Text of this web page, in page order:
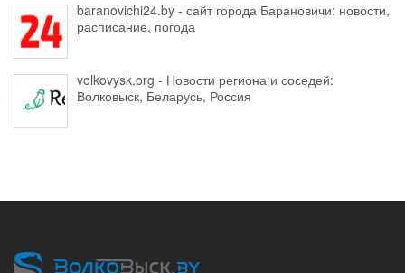
baranovichi24.by - сайт города Барановичи: новости,
расписание, погода
volkovysk.org - Новости региона и соседей:
Волковыск, Беларусь, Россия